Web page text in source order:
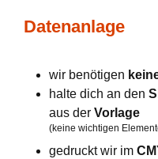
Datenanlage
wir benötigen
halte dich an den
aus der Vorlage
(keine wichtigen
gedruckt wir im